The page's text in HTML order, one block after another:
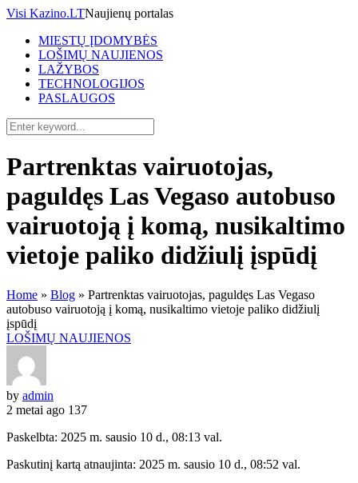
Visi Kazino.LTNaujienų portalas
MIESTŲ ĮDOMYBĖS
LOŠIMŲ NAUJIENOS
LAŽYBOS
TECHNOLOGIJOS
PASLAUGOS
Partrenktas vairuotojas,
paguldęs Las Vegaso autobuso
vairuotoją į komą, nusikaltimo
vietoje paliko didžiulį įspūdį
Home » Blog » Partrenktas vairuotojas, paguldęs Las Vegaso
autobuso vairuotoją į komą, nusikaltimo vietoje paliko didžiulį
įspūdį
LOŠIMŲ NAUJIENOS
by admin
2 metai ago 137
Paskelbta: 2025 m. sausio 10 d., 08:13 val.
Paskutinį kartą atnaujinta: 2025 m. sausio 10 d., 08:52 val.